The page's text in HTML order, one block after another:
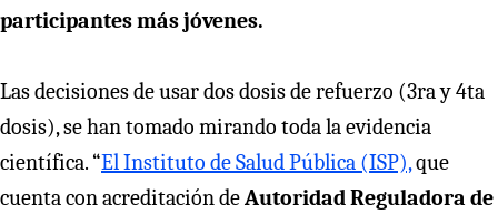
participantes más jóvenes.
Las decisiones de usar dos dosis de refuerzo (3ra y 4ta
dosis), se han tomado mirando toda la evidencia
científica. “El Instituto de Salud Pública (ISP),que
cuenta con acreditación deAutoridad Reguladora de